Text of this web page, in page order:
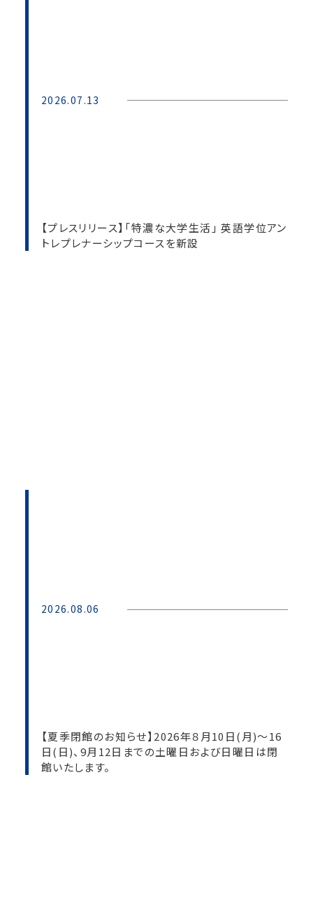
2026.07.13
【プレスリリース】「特濃な大学生活」 英語学位アン
トレプレナーシップコースを新設
2026.08.06
【夏季閉館のお知らせ】2026年８月10日(月)～16
日(日)、9月12日までの土曜日および日曜日は閉
館いたします。